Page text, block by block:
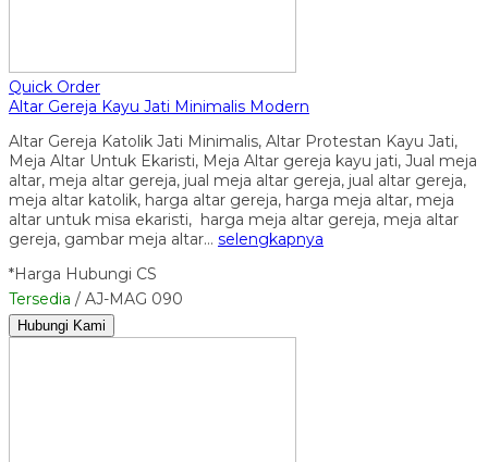
Quick Order
Altar Gereja Kayu Jati Minimalis Modern
Altar Gereja Katolik Jati Minimalis, Altar Protestan Kayu Jati,
Meja Altar Untuk Ekaristi, Meja Altar gereja kayu jati, Jual meja
altar, meja altar gereja, jual meja altar gereja, jual altar gereja,
meja altar katolik, harga altar gereja, harga meja altar, meja
altar untuk misa ekaristi, harga meja altar gereja, meja altar
gereja, gambar meja altar… selengkapnya
*Harga Hubungi CS
Tersedia / AJ-MAG 090
Hubungi Kami